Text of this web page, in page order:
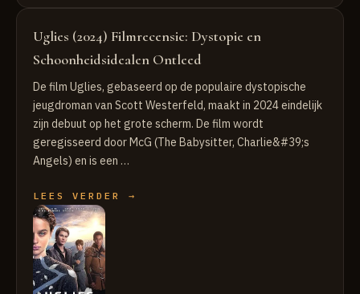
Uglies (2024) Filmrecensie: Dystopie en
Schoonheidsidealen Ontleed
De film Uglies, gebaseerd op de populaire dystopische
jeugdroman van Scott Westerfeld, maakt in 2024 eindelijk
zijn debuut op het grote scherm. De film wordt
geregisseerd door McG (The Babysitter, Charlie&#39;s
Angels) en is een …
LEES VERDER →